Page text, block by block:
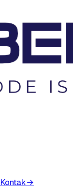
Kontak→